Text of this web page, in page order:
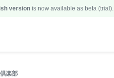
versionis now available as beta (trial).
楽部